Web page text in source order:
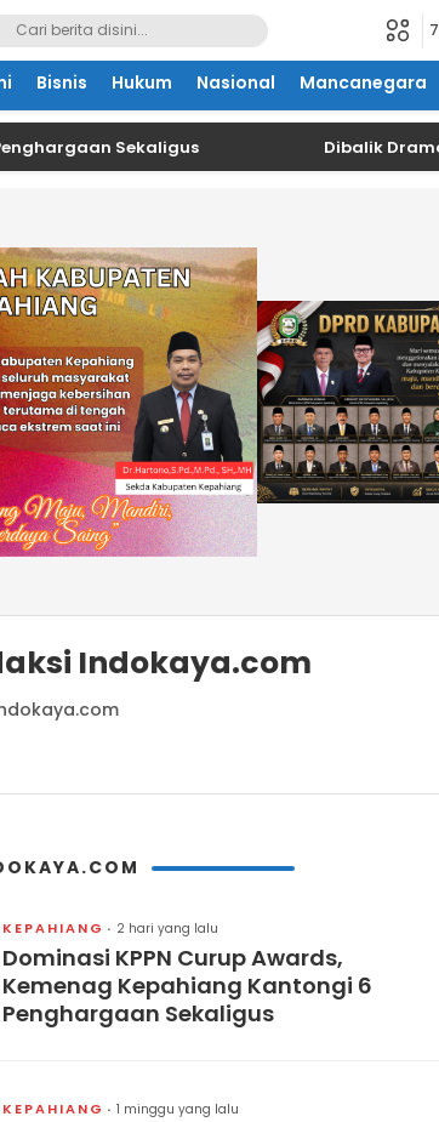
Bisnis Hukum Nasional Mancanegara
Sekaligus Dibalik Drama
Indokaya.com
KEPAHIANG 2 hari yang lalu
Dominasi KPPN Curup Awards,
Kemenag Kepahiang Kantongi 6
Penghargaan Sekaligus
KEPAHIANG 1 minggu yang lalu